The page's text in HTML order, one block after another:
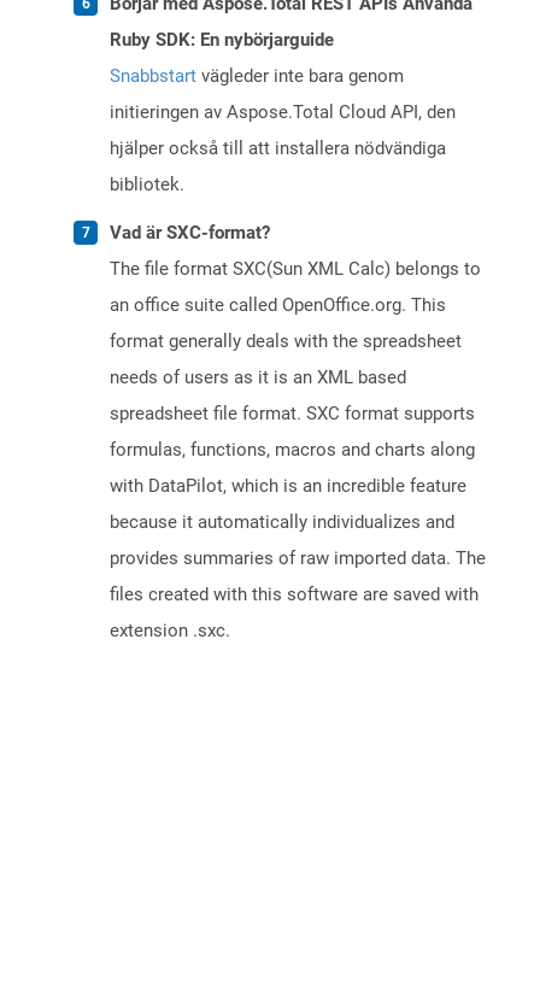
Ruby SDK: En nybörjarguide
Snabbstart vägleder inte bara genom
initieringen av Aspose.Total Cloud API, den
hjälper också till att installera nödvändiga
bibliotek.
Vad är SXC-format?
The file format SXC(Sun XML Calc) belongs to
an office suite called OpenOffice.org. This
format generally deals with the spreadsheet
needs of users as it is an XML based
spreadsheet file format. SXC format supports
formulas, functions, macros and charts along
with DataPilot, which is an incredible feature
because it automatically individualizes and
provides summaries of raw imported data. The
files created with this software are saved with
extension .sxc.